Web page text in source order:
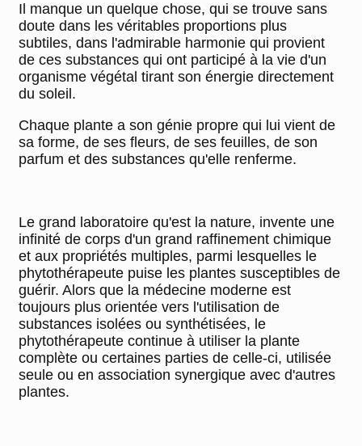
Il manque un quelque chose, qui se trouve sans
doute dans les véritables proportions plus
subtiles, dans l'admirable harmonie qui provient
de ces substances qui ont participé à la vie d'un
organisme végétal tirant son énergie directement
du soleil.
Chaque plante a son génie propre qui lui vient de
sa forme, de ses fleurs, de ses feuilles, de son
parfum et des substances qu'elle renferme.
Le grand laboratoire qu'est la nature, invente une
infinité de corps d'un grand raffinement chimique
et aux propriétés multiples, parmi lesquelles le
phytothérapeute puise les plantes susceptibles de
guérir. Alors que la médecine moderne est
toujours plus orientée vers l'utilisation de
substances isolées ou synthétisées, le
phytothérapeute continue à utiliser la plante
complète ou certaines parties de celle-ci, utilisée
seule ou en association synergique avec d'autres
plantes.